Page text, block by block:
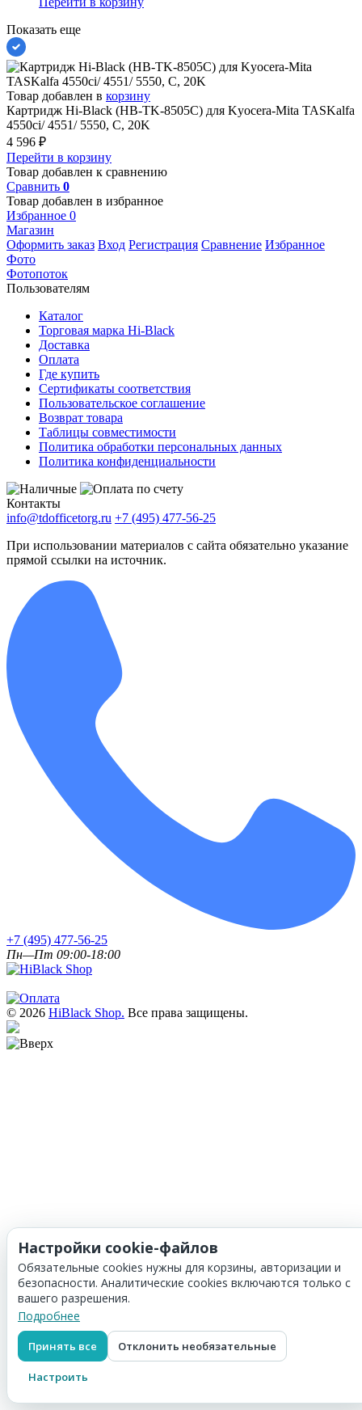
Показать еще
Товар добавлен в корзину
Картридж Hi-Black (HB-TK-8505C) для Kyocera-Mita TASKalfa
4550ci/ 4551/ 5550, C, 20K
4 596 ₽
Перейти в корзину
Товар добавлен к сравнению
Сравнить 0
Товар добавлен в избранное
Избранное 0
Магазин
Оформить заказ Вход Регистрация Сравнение Избранное
Фото
Фотопоток
Пользователям
Каталог
Торговая марка Hi-Black
Доставка
Оплата
Где купить
Сертификаты соответствия
Пользовательское соглашение
Возврат товара
Таблицы совместимости
Политика обработки персональных данных
Политика конфиденциальности
Контакты
info@tdofficetorg.ru +7 (495) 477-56-25
При использовании материалов с сайта обязательно указание
прямой ссылки на источник.
+7 (495) 477-56-25
Пн—Пт 09:00-18:00
© 2026 HiBlack Shop. Все права защищены.
Настройки cookie-файлов
Обязательные cookies нужны для корзины, авторизации и
безопасности. Аналитические cookies включаются только с
вашего разрешения.
Подробнее
Принять все Отклонить необязательные
Настроить